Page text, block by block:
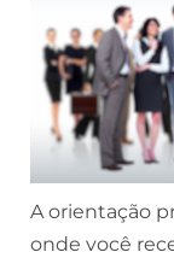
A orientação
onde você